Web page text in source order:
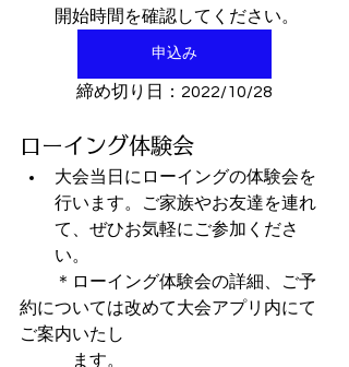
開始時間を確認してください。
申込み
締め切り日：2022/10/28
ローイング体験会
大会当日にローイングの体験会を
行います。ご家族やお友達を連れ
て、ぜひお気軽にご参加くださ
い。
＊ローイング体験会の詳細、ご予
約については改めて大会アプリ内にて
ご案内いたし
ます。